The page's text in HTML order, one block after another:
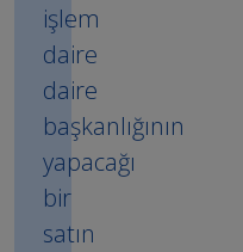
işlem
daire
daire
başkanlığının
yapacağı
bir
satın